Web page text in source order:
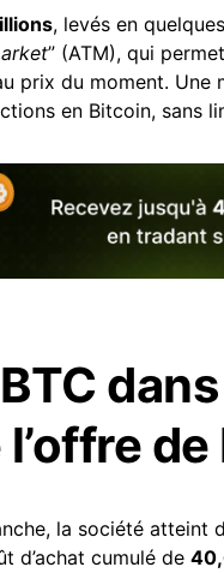
, levés en
” (ATM), qui
prix du moment. Une
en Bitcoin, sans
la société atteint
d’achat cumulé de